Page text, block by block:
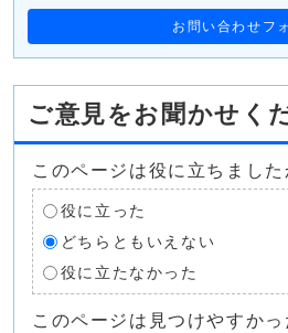
お問い合わせフ
ご意見をお聞かせく
このページは役に立ちました
役に立った
どちらともいえない
役に立たなかった
このページは見つけやすかっ